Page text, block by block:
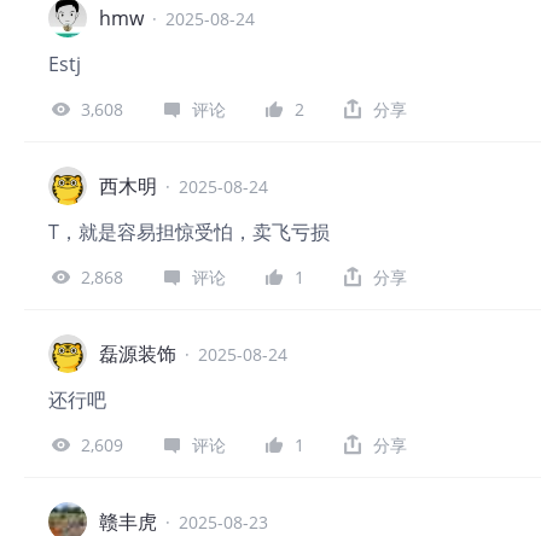
hmw · 2025-08-24
Estj
3,608 评论 2 分享
西木明 · 2025-08-24
T，就是容易担惊受怕，卖飞亏损
2,868 评论 1 分享
磊源装饰 · 2025-08-24
还行吧
2,609 评论 1 分享
赣丰虎 · 2025-08-23